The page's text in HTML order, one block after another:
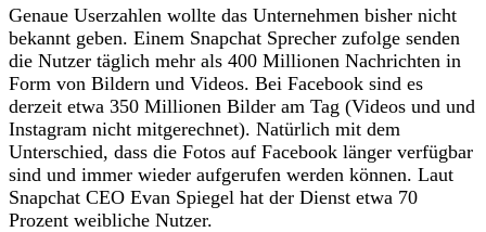
Genaue Userzahlen wollte das Unternehmen bisher nicht
bekannt geben. Einem Snapchat Sprecher zufolge senden
die Nutzer täglich mehr als 400 Millionen Nachrichten in
Form von Bildern und Videos. Bei Facebook sind es
derzeit etwa 350 Millionen Bilder am Tag (Videos und und
Instagram nicht mitgerechnet). Natürlich mit dem
Unterschied, dass die Fotos auf Facebook länger verfügbar
sind und immer wieder aufgerufen werden können. Laut
Snapchat CEO Evan Spiegel hat der Dienst etwa 70
Prozent weibliche Nutzer.